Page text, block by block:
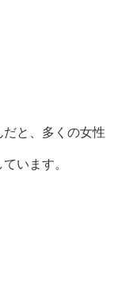
だと、多くの女性
います。